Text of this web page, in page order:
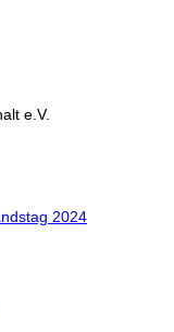
e.V.
2024